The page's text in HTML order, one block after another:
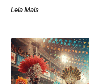
Leia Mais